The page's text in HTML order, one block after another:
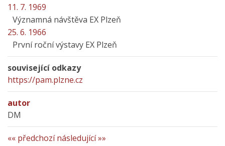
11. 7. 1969
Významná návštěva EX Plzeň
25. 6. 1966
První roční výstavy EX Plzeň
související odkazy
https://pam.plzne.cz
autor
DM
«« předchozí následující »»